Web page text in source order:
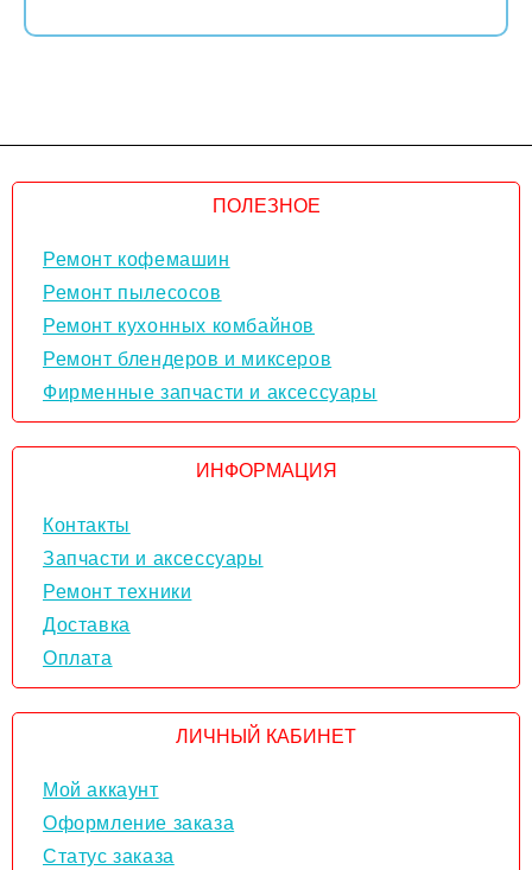
ПОЛЕЗНОЕ
Ремонт кофемашин
Ремонт пылесосов
Ремонт кухонных комбайнов
Ремонт блендеров и миксеров
Фирменные запчасти и аксессуары
ИНФОРМАЦИЯ
Контакты
Запчасти и аксессуары
Ремонт техники
Доставка
Оплата
ЛИЧНЫЙ КАБИНЕТ
Мой аккаунт
Оформление заказа
Статус заказа